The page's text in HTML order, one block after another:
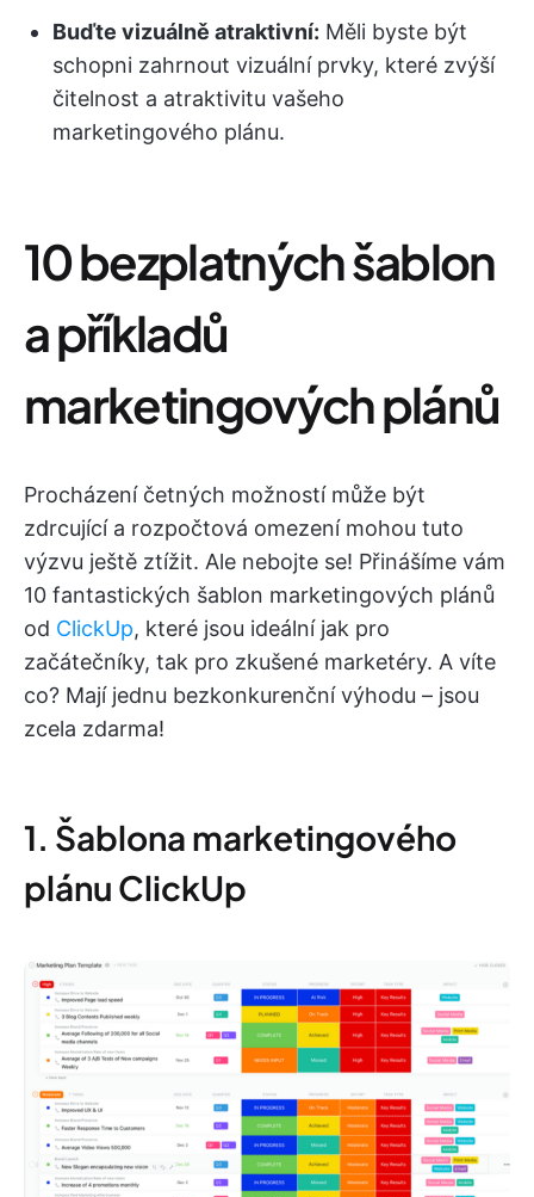
Buďte vizuálně atraktivní: Měli byste být
schopni zahrnout vizuální prvky, které zvýší
čitelnost a atraktivitu vašeho
marketingového plánu.
10 bezplatných šablon
a příkladů
marketingových plánů
Procházení četných možností může být
zdrcující a rozpočtová omezení mohou tuto
výzvu ještě ztížit. Ale nebojte se! Přinášíme vám
10 fantastických šablon marketingových plánů
od ClickUp, které jsou ideální jak pro
začátečníky, tak pro zkušené marketéry. A víte
co? Mají jednu bezkonkurenční výhodu – jsou
zcela zdarma!
1. Šablona marketingového
plánu ClickUp